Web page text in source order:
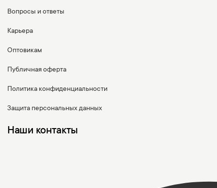
Вопросы и ответы
Карьера
Оптовикам
Публичная оферта
Политика конфиденциальности
Защита персональных данных
Наши контакты